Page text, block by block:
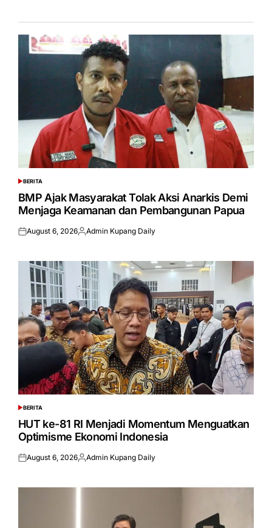
POSTED
IN
BERITA
BMP Ajak Masyarakat Tolak Aksi Anarkis Demi
Menjaga Keamanan dan Pembangunan Papua
Posted
August 6, 2026Posted
Admin Kupang Daily
POSTED
IN
BERITA
HUT ke-81 RI Menjadi Momentum Menguatkan
Optimisme Ekonomi Indonesia
Posted
August 6, 2026Posted
Admin Kupang Daily